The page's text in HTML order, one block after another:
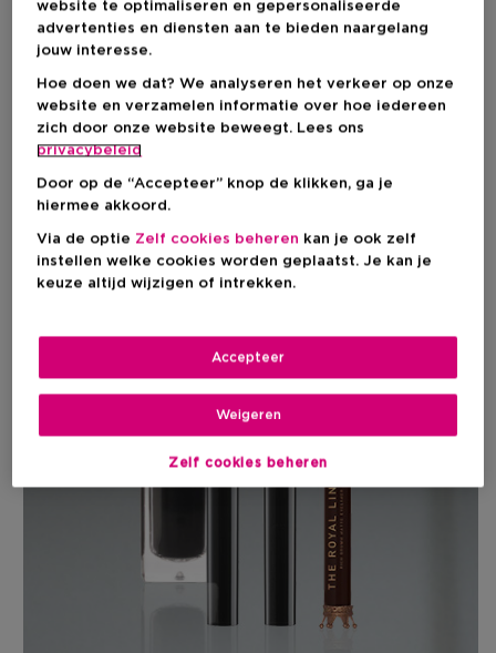
Cadeaus per budget
website te optimaliseren en gepersonaliseerde
advertenties en diensten aan te bieden naargelang
jouw interesse.
Hoe doen we dat? We analyseren het verkeer op onze
website en verzamelen informatie over hoe iedereen
zich door onze website beweegt. Lees ons
privacybeleid
Door op de “Accepteer” knop de klikken, ga je
hiermee akkoord.
Via de optie Zelf cookies beheren kan je ook zelf
instellen welke cookies worden geplaatst. Je kan je
keuze altijd wijzigen of intrekken.
Zelf cookies beheren
Weigeren
Accepteer